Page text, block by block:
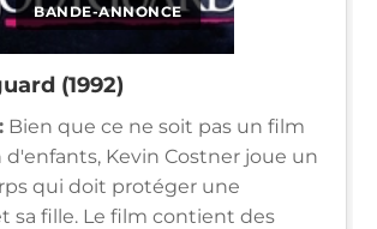
BANDE-ANNONCE
(1992)
Bien que ce ne soit pas un film
d'enfants, Kevin Costner joue un
qui doit protéger une
sa fille. Le film contient des